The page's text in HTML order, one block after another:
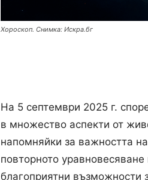
Хороскоп. Снимка: Искра.бг
На 5 септември 2025 г.
в множество аспекти от
напомняйки за важността
повторното
благоприятни възможности